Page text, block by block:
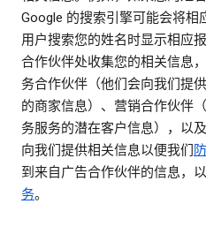
Google 的搜索引擎可能会将
用户搜索您的姓名时显示相应
合作伙伴处收集您的相关信息
务合作伙伴（他们会向我们提
的商家信息）、营销合作伙伴
务服务的潜在客户信息），以
向我们提供相关信息以便我们
到来自广告合作伙伴的信息，以
务。